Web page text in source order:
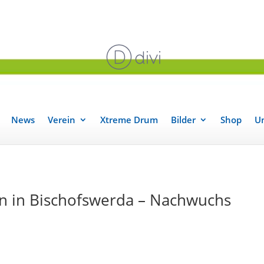
News Verein Xtreme Drum Bilder Shop
in Bischofswerda – Nachwuchs